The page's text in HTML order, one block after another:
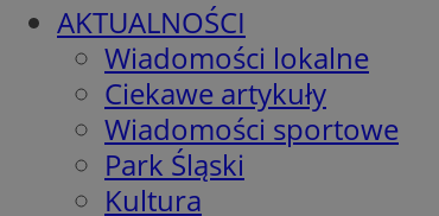
AKTUALNOŚCI
Wiadomości lokalne
Ciekawe artykuły
Wiadomości sportowe
Park Śląski
Kultura